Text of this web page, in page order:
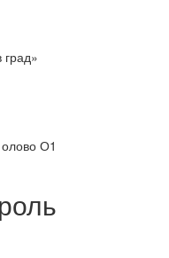
О1